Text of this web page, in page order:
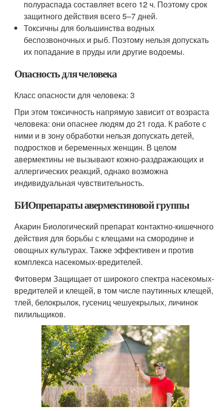
полураспада составляет всего 12 ч. Поэтому срок
защитного действия всего 5–7 дней.
Токсичны для большинства водных
беспозвоночных и рыб. Поэтому нельзя допускать
их попадание в пруды или другие водоемы.
Опасность для человека
Класс опасности для человека: 3
При этом токсичность напрямую зависит от возраста
человека: они опаснее людям до 21 года. К работе с
ними и в зону обработки нельзя допускать детей,
подростков и беременных женщин. В целом
авермектины не вызывают кожно-раздражающих и
аллергических реакций, однако возможна
индивидуальная чувствительность.
БИОпрепараты авермектиновой группы
Акарин Биологический препарат контактно-кишечного
действия для борьбы с клещами на смородине и
овощных культурах. Также эффективен и против
комплекса насекомых-вредителей.
Фитоверм Защищает от широкого спектра насекомых-
вредителей и клещей, в том числе паутинных клещей,
тлей, белокрылок, гусениц чешуекрылых, личинок
пилильщиков.